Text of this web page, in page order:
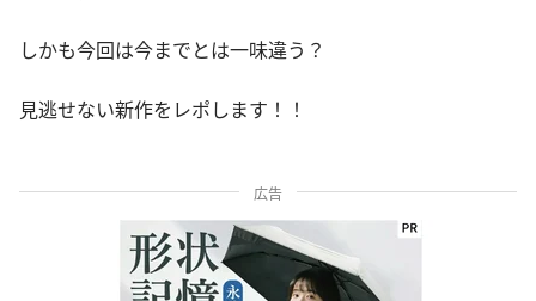
しかも今回は今までとは一味違う？
見逃せない新作をレポします！！
広告